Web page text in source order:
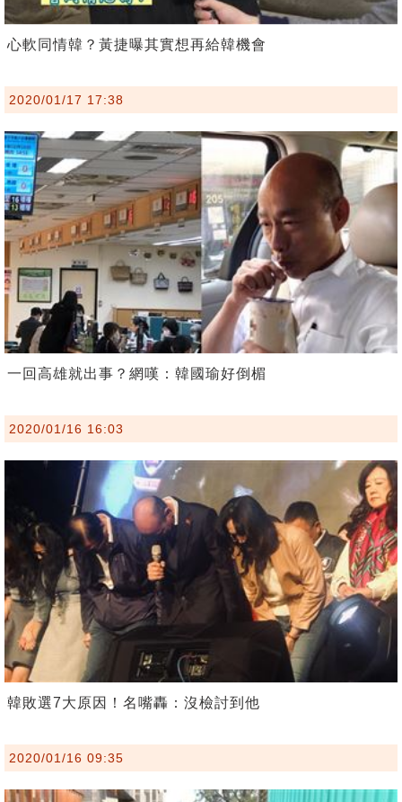
心軟同情韓？黃捷曝其實想再給韓機會
2020/01/17 17:38
一回高雄就出事？網嘆：韓國瑜好倒楣
2020/01/16 16:03
韓敗選7大原因！名嘴轟：沒檢討到他
2020/01/16 09:35